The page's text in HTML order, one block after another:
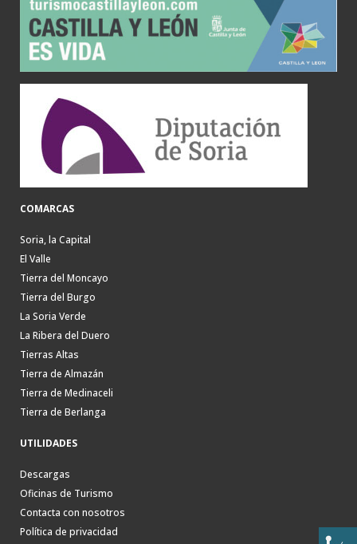
COMARCAS
Soria, la Capital
El Valle
Tierra del Moncayo
Tierra del Burgo
La Soria Verde
La Ribera del Duero
Tierras Altas
Tierra de Almazán
Tierra de Medinaceli
Tierra de Berlanga
UTILIDADES
Descargas
Oficinas de Turismo
Contacta con nosotros
Política de privacidad